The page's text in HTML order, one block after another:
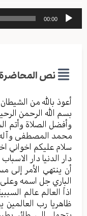
مشغل
الصوت
00:00
نص المحاضرة
أعوذ بالله من
بسم الله الرحمن
وأفضل الصلاة وأتم
محمد المصطفی وآله
سلام علیکم اخواني
دار الدنیا دار
أن ینتهي الأمر إلی
الباري جل اسمه وعلی
اذا‌ً العالم عالم
ظاهریا رب العالمین